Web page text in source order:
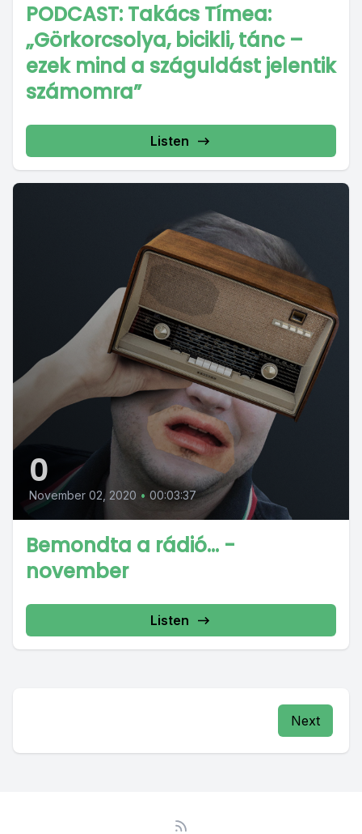
PODCAST: Takács Tímea:
„Görkorcsolya, bicikli, tánc –
ezek mind a száguldást jelentik
számomra”
Listen
0
November 02, 2020 • 00:03:37
Bemondta a rádió… -
november
Listen
Next